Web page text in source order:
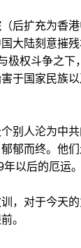
后扩充为香
大陆刻意摧
极权斗争之
于国家民族
别人沦为中
郁而终。他
以后的厄运。
，对于今天
。